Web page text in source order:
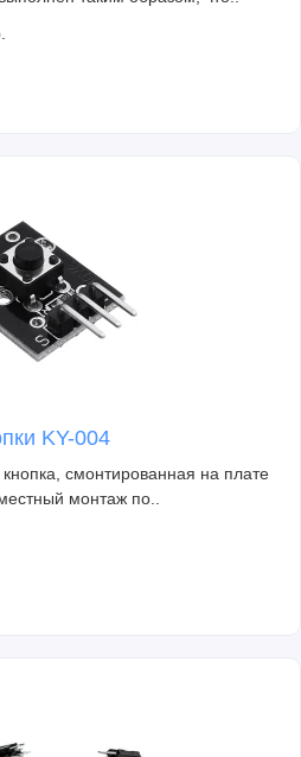
KY-004
смонтированная на плате
монтаж по..